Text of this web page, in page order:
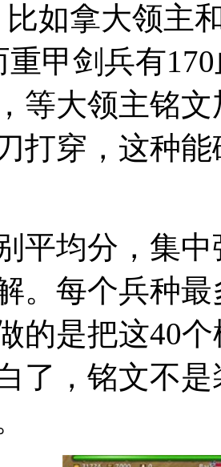
比如拿大领主
重甲剑兵有
等大领主铭
打穿，这种
平均分，集
。每个兵种
的是把这40
了，铭文不